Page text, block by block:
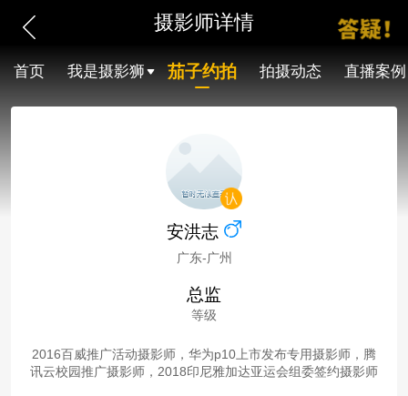
摄影师详情
首页 我是摄影狮 茄子约拍 拍摄动态 直播案例
安洪志
广东-广州
总监
等级
2016百威推广活动摄影师，华为p10上市发布专用摄影师，腾
讯云校园推广摄影师，2018印尼雅加达亚运会组委签约摄影师